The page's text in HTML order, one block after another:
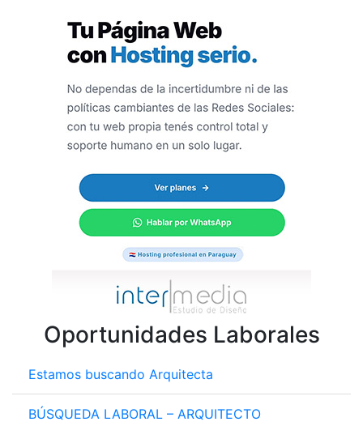
Oportunidades Laborales
Estamos buscando Arquitecta
BÚSQUEDA LABORAL – ARQUITECTO